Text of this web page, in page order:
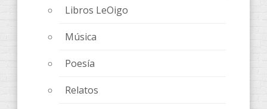
Libros LeOigo
Música
Poesía
Relatos